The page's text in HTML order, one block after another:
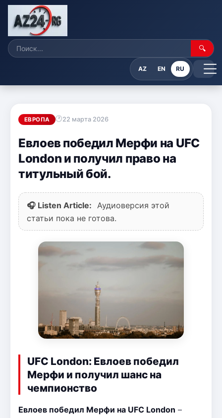
🔍
AZ EN RU
ЕВРОПА 22 марта 2026
Евлоев победил Мерфи на UFC
London и получил право на
титульный бой.
🎧 Listen Article:
Аудиоверсия этой
статьи пока не готова.
UFC London: Евлоев победил
Мерфи и получил шанс на
чемпионство
Евлоев победил Мерфи на UFC London –